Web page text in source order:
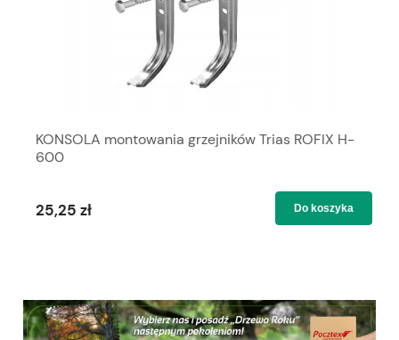
KONSOLA montowania grzejników Trias ROFIX H-
600
25,25 zł Do koszyka